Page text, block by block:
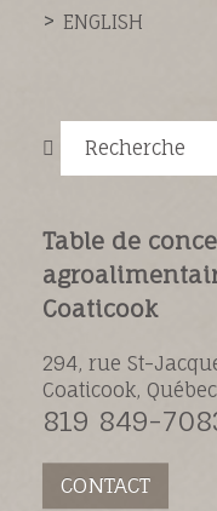
ENGLISH
Recherche
Table de
Coaticook
294, rue St-
Coaticook,
819 849-
CONTACT